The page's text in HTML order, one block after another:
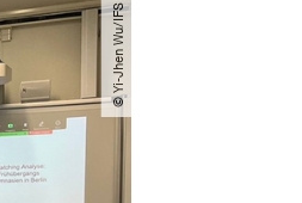
© Yi-Jhen Wu​/​IFS